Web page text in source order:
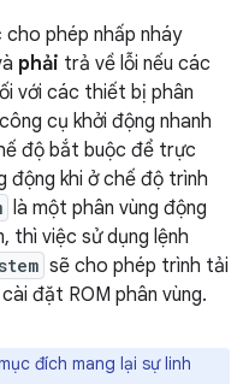
cho phép nhấp nháy
phải trả về lỗi nếu các
với các thiết bị phân
cụ khởi động nhanh
độ bắt buộc để trực
động khi ở chế độ trình
là một phân vùng động
việc sử dụng lệnh
sẽ cho phép trình tải
cài đặt ROM phân vùng.
đích mang lại sự linh